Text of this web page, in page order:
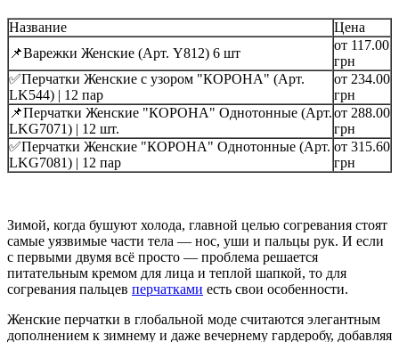
Название
Цена
📌Варежки Женские (Арт. Y812) 6 шт
от 117.00
грн
✅Перчатки Женские с узором "КОРОНА" (Арт.
LK544) | 12 пар
от 234.00
грн
📌Перчатки Женские "КОРОНА" Однотонные (Арт.
LKG7071) | 12 шт.
от 288.00
грн
✅Перчатки Женские "КОРОНА" Однотонные (Арт.
LKG7081) | 12 пар
от 315.60
грн
Зимой, когда бушуют холода, главной целью согревания стоят
самые уязвимые части тела — нос, уши и пальцы рук. И если
с первыми двумя всё просто — проблема решается
питательным кремом для лица и теплой шапкой, то для
согревания пальцев перчатками есть свои особенности.
Женские перчатки в глобальной моде считаются элегантным
дополнением к зимнему и даже вечернему гардеробу, добавляя